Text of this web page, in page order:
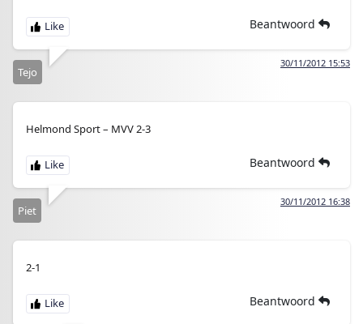
Beantwoord
30/11/2012 15:53
Tejo
Helmond Sport – MVV 2-3
Beantwoord
30/11/2012 16:38
Piet
2-1
Beantwoord